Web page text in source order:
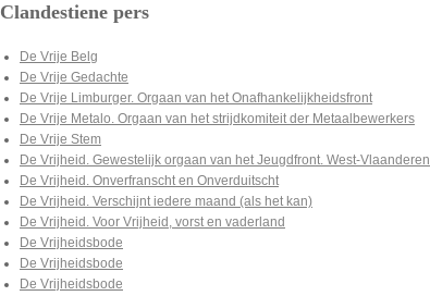
Clandestiene pers
De Vrije Belg
De Vrije Gedachte
De Vrije Limburger. Orgaan van het Onafhankelijkheidsfront
De Vrije Metalo. Orgaan van het strijdkomiteit der Metaalbewerkers
De Vrije Stem
De Vrijheid. Gewestelijk orgaan van het Jeugdfront. West-Vlaanderen
De Vrijheid. Onverfranscht en Onverduitscht
De Vrijheid. Verschijnt iedere maand (als het kan)
De Vrijheid. Voor Vrijheid, vorst en vaderland
De Vrijheidsbode
De Vrijheidsbode
De Vrijheidsbode